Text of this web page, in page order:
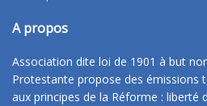
A propos
Association dite loi de 1901 à but
Protestante propose des émissions
aux principes de la Réforme : liberté